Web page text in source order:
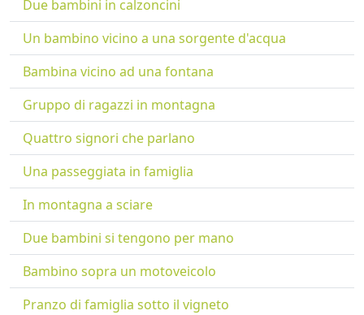
Due bambini in calzoncini
Un bambino vicino a una sorgente d'acqua
Bambina vicino ad una fontana
Gruppo di ragazzi in montagna
Quattro signori che parlano
Una passeggiata in famiglia
In montagna a sciare
Due bambini si tengono per mano
Bambino sopra un motoveicolo
Pranzo di famiglia sotto il vigneto